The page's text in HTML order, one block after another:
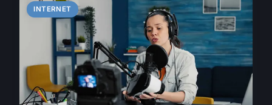
INTERNET